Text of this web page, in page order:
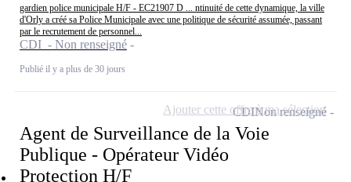
gardien police municipale H/F - EC21907 D ... ntinuité de cette dynamique, la ville
d'Orly a créé sa Police Municipale avec une politique de sécurité assumée, passant
par le recrutement de personnel...
CDI - Non renseigné
Publié il y a plus de 30 jours
Agent de Surveillance de la Voie
Publique - Opérateur Vidéo
Protection H/F
CDINon renseigné
Ajouter cette offre à ma sélection